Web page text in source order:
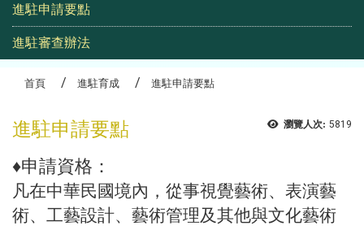
進駐申請要點
進駐審查辦法
首頁 進駐育成 進駐申請要點
瀏覽人次: 5819
進駐申請要點
♦申請資格：
凡在中華民國境內，從事視覺藝術、表演藝
術、工藝設計、藝術管理及其他與文化藝術